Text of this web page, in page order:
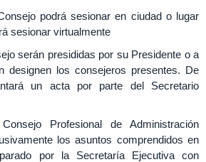
podrá sesionar en ciudad o lugar
sesionar virtualmente
serán presididas por su Presidente o a
designen los consejeros presentes. De
un acta por parte del Secretario
Profesional de Administración
los asuntos comprendidos en
por la Secretaría Ejecutiva con